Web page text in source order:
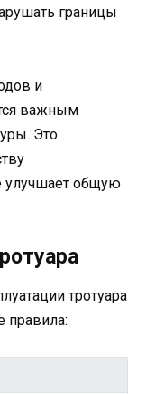
границы
и
важным
Это
улучшает общую
тротуара
правила: